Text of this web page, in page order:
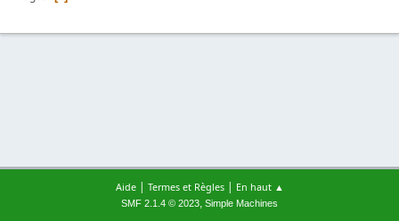
Aide| Termes et Règles| En haut ▲
SMF 2.1.4 © 2023, Simple Machines